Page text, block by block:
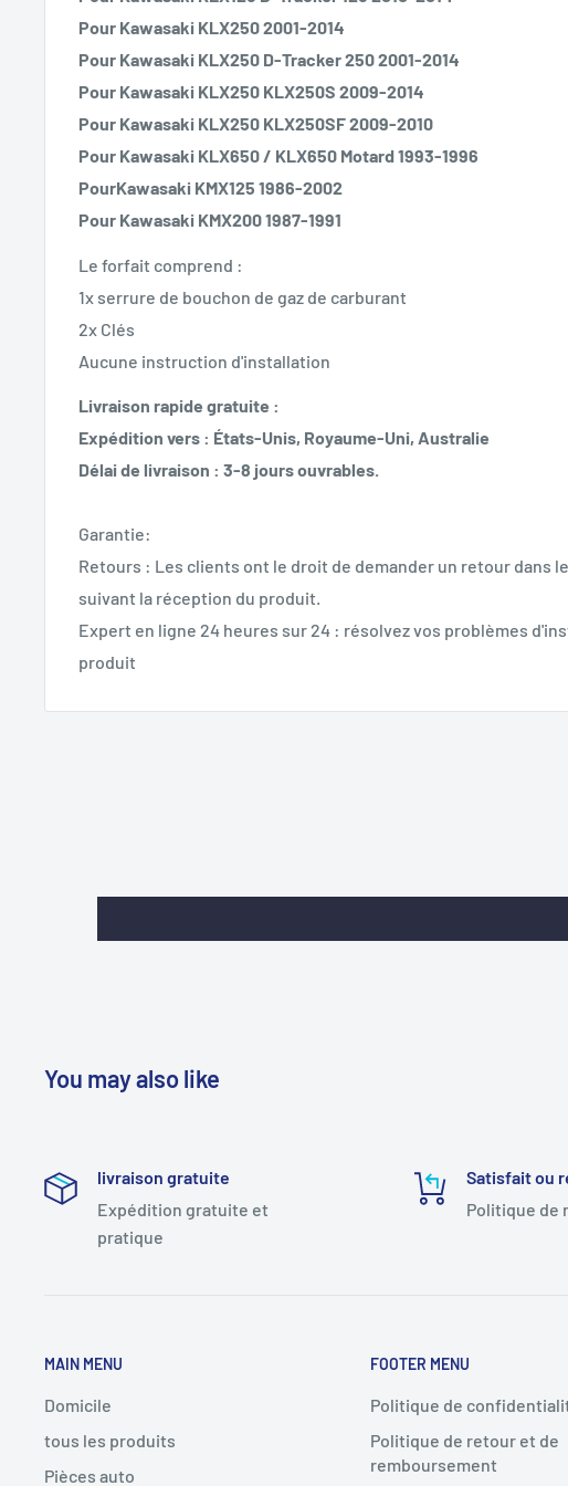
Pour Kawasaki KLX250 2001-2014
Pour Kawasaki KLX250 D-Tracker 250 2001-2014
Pour Kawasaki KLX250 KLX250S 2009-2014
Pour Kawasaki KLX250 KLX250SF 2009-2010
Pour Kawasaki KLX650 / KLX650 Motard 1993-1996
PourKawasaki KMX125 1986-2002
Pour Kawasaki KMX200 1987-1991
Le forfait comprend :
1x serrure de bouchon de gaz de carburant
2x Clés
Aucune instruction d'installation
Livraison rapide gratuite :
Expédition vers : États-Unis, Royaume-Uni, Australie
Délai de livraison : 3-8 jours ouvrables.
Garantie:
Retours : Les clients ont le droit de demander un retour dans
suivant la réception du produit.
Expert en ligne 24 heures sur 24 : résolvez vos problèmes
produit
You may also like
livraison gratuite
Expédition gratuite et
pratique
Satisfait ou
Politique de
MAIN MENU
Domicile
tous les produits
Pièces auto
FOOTER MENU
Politique de
Politique de retour et de
remboursement